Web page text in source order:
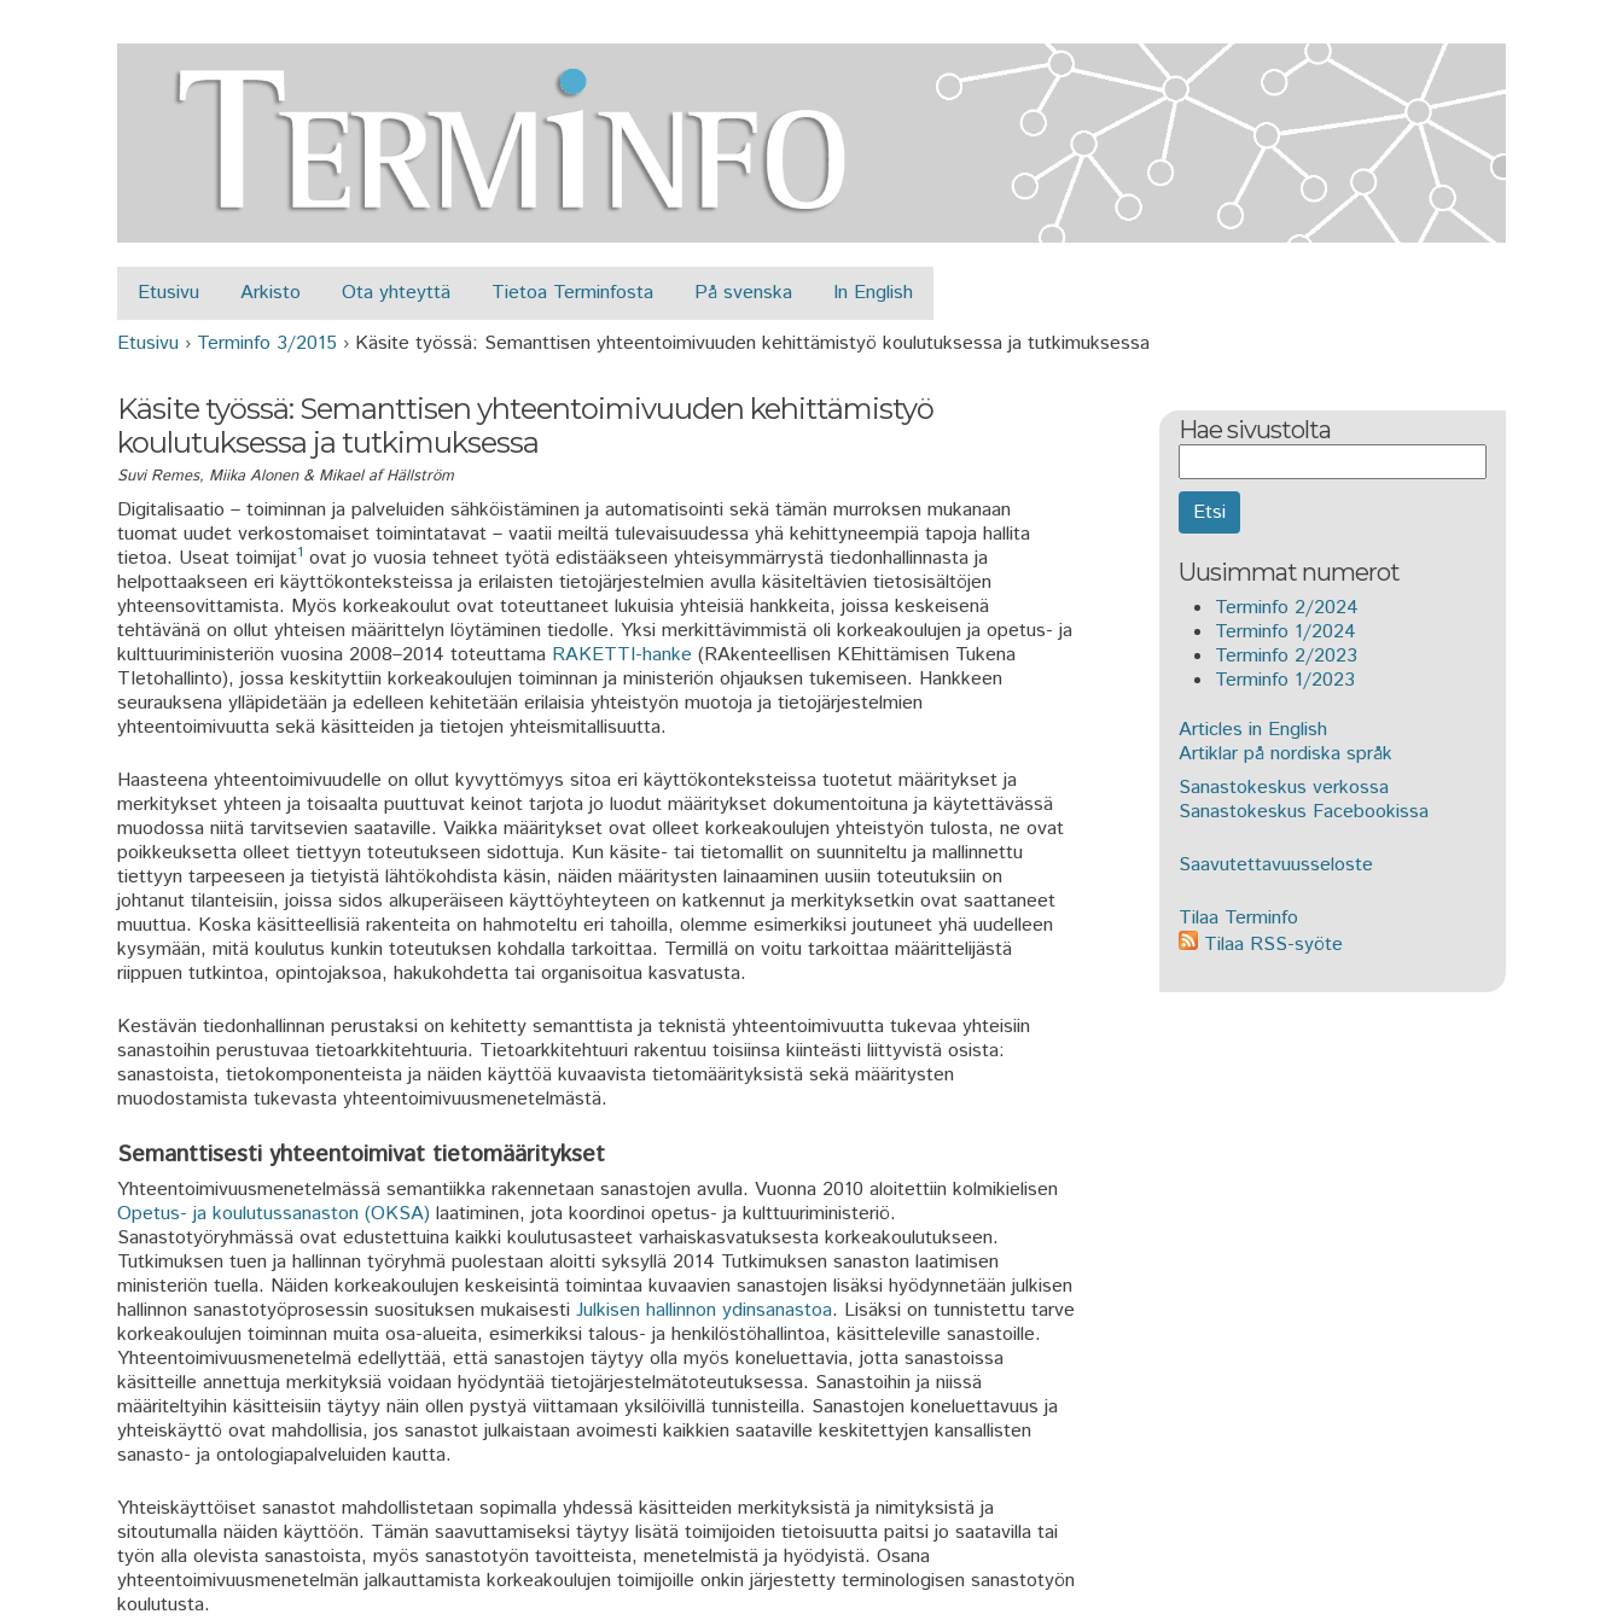
Päävalikko
Etusivu Arkisto Ota yhteyttä Tietoa Terminfosta På svenska In English
Etusivu › Terminfo 3/2015 › Käsite työssä: Semanttisen yhteentoimivuuden kehittämistyö koulutuksessa ja tutkimuksessa
Käsite työssä: Semanttisen yhteentoimivuuden kehittämistyö
koulutuksessa ja tutkimuksessa
Suvi Remes, Miika Alonen & Mikael af Hällström
Digitalisaatio – toiminnan ja palveluiden sähköistäminen ja automatisointi sekä tämän murroksen mukanaan
tuomat uudet verkostomaiset toimintatavat – vaatii meiltä tulevaisuudessa yhä kehittyneempiä tapoja hallita
tietoa. Useat toimijat1 ovat jo vuosia tehneet työtä edistääkseen yhteisymmärrystä tiedonhallinnasta ja
helpottaakseen eri käyttökonteksteissa ja erilaisten tietojärjestelmien avulla käsiteltävien tietosisältöjen
yhteensovittamista. Myös korkeakoulut ovat toteuttaneet lukuisia yhteisiä hankkeita, joissa keskeisenä
tehtävänä on ollut yhteisen määrittelyn löytäminen tiedolle. Yksi merkittävimmistä oli korkeakoulujen ja opetus- ja
kulttuuriministeriön vuosina 2008–2014 toteuttama RAKETTI-hanke (RAkenteellisen KEhittämisen Tukena
TIetohallinto), jossa keskityttiin korkeakoulujen toiminnan ja ministeriön ohjauksen tukemiseen. Hankkeen
seurauksena ylläpidetään ja edelleen kehitetään erilaisia yhteistyön muotoja ja tietojärjestelmien
yhteentoimivuutta sekä käsitteiden ja tietojen yhteismitallisuutta.
Haasteena yhteentoimivuudelle on ollut kyvyttömyys sitoa eri käyttökonteksteissa tuotetut määritykset ja
merkitykset yhteen ja toisaalta puuttuvat keinot tarjota jo luodut määritykset dokumentoituna ja käytettävässä
muodossa niitä tarvitsevien saataville. Vaikka määritykset ovat olleet korkeakoulujen yhteistyön tulosta, ne ovat
poikkeuksetta olleet tiettyyn toteutukseen sidottuja. Kun käsite- tai tietomallit on suunniteltu ja mallinnettu
tiettyyn tarpeeseen ja tietyistä lähtökohdista käsin, näiden määritysten lainaaminen uusiin toteutuksiin on
johtanut tilanteisiin, joissa sidos alkuperäiseen käyttöyhteyteen on katkennut ja merkityksetkin ovat saattaneet
muuttua. Koska käsitteellisiä rakenteita on hahmoteltu eri tahoilla, olemme esimerkiksi joutuneet yhä uudelleen
kysymään, mitä koulutus kunkin toteutuksen kohdalla tarkoittaa. Termillä on voitu tarkoittaa määrittelijästä
riippuen tutkintoa, opintojaksoa, hakukohdetta tai organisoitua kasvatusta.
Kestävän tiedonhallinnan perustaksi on kehitetty semanttista ja teknistä yhteentoimivuutta tukevaa yhteisiin
sanastoihin perustuvaa tietoarkkitehtuuria. Tietoarkkitehtuuri rakentuu toisiinsa kiinteästi liittyvistä osista:
sanastoista, tietokomponenteista ja näiden käyttöä kuvaavista tietomäärityksistä sekä määritysten
muodostamista tukevasta yhteentoimivuusmenetelmästä.
Semanttisesti yhteentoimivat tietomääritykset
Yhteentoimivuusmenetelmässä semantiikka rakennetaan sanastojen avulla. Vuonna 2010 aloitettiin kolmikielisen
Opetus- ja koulutussanaston (OKSA) laatiminen, jota koordinoi opetus- ja kulttuuriministeriö.
Sanastotyöryhmässä ovat edustettuina kaikki koulutusasteet varhaiskasvatuksesta korkeakoulutukseen.
Tutkimuksen tuen ja hallinnan työryhmä puolestaan aloitti syksyllä 2014 Tutkimuksen sanaston laatimisen
ministeriön tuella. Näiden korkeakoulujen keskeisintä toimintaa kuvaavien sanastojen lisäksi hyödynnetään julkisen
hallinnon sanastotyöprosessin suosituksen mukaisesti Julkisen hallinnon ydinsanastoa. Lisäksi on tunnistettu tarve
korkeakoulujen toiminnan muita osa-alueita, esimerkiksi talous- ja henkilöstöhallintoa, käsitteleville sanastoille.
Yhteentoimivuusmenetelmä edellyttää, että sanastojen täytyy olla myös koneluettavia, jotta sanastoissa
käsitteille annettuja merkityksiä voidaan hyödyntää tietojärjestelmätoteutuksessa. Sanastoihin ja niissä
määriteltyihin käsitteisiin täytyy näin ollen pystyä viittamaan yksilöivillä tunnisteilla. Sanastojen koneluettavuus ja
yhteiskäyttö ovat mahdollisia, jos sanastot julkaistaan avoimesti kaikkien saataville keskitettyjen kansallisten
sanasto- ja ontologiapalveluiden kautta.
Yhteiskäyttöiset sanastot mahdollistetaan sopimalla yhdessä käsitteiden merkityksistä ja nimityksistä ja
sitoutumalla näiden käyttöön. Tämän saavuttamiseksi täytyy lisätä toimijoiden tietoisuutta paitsi jo saatavilla tai
työn alla olevista sanastoista, myös sanastotyön tavoitteista, menetelmistä ja hyödyistä. Osana
yhteentoimivuusmenetelmän jalkauttamista korkeakoulujen toimijoille onkin järjestetty terminologisen sanastotyön
koulutusta.
Hae sivustolta
Uusimmat numerot
Terminfo 2/2024
Terminfo 1/2024
Terminfo 2/2023
Terminfo 1/2023
Articles in English
Artiklar på nordiska språk
Sanastokeskus verkossa
Sanastokeskus Facebookissa
Saavutettavuusseloste
Tilaa Terminfo
Tilaa RSS-syöte